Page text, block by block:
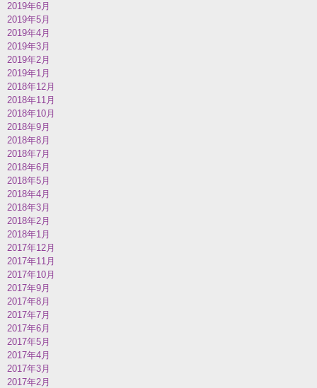
2019年6月
2019年5月
2019年4月
2019年3月
2019年2月
2019年1月
2018年12月
2018年11月
2018年10月
2018年9月
2018年8月
2018年7月
2018年6月
2018年5月
2018年4月
2018年3月
2018年2月
2018年1月
2017年12月
2017年11月
2017年10月
2017年9月
2017年8月
2017年7月
2017年6月
2017年5月
2017年4月
2017年3月
2017年2月